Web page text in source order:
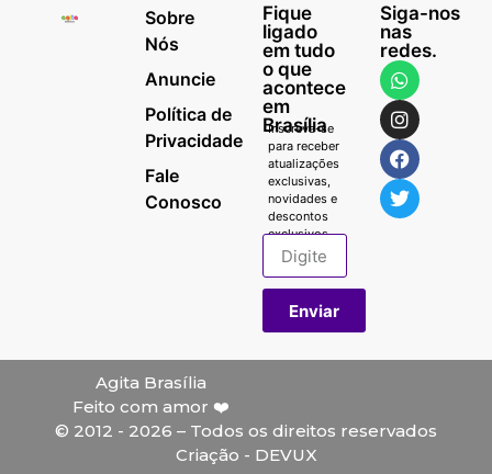
Sobre
Nós
Anuncie
Política de
Privacidade
Fale
Conosco
Fique
ligado
em tudo
o que
acontece
em
Brasília
Inscreva-se
para receber
atualizações
exclusivas,
novidades e
descontos
exclusivos.
Enviar
Siga-nos
nas
redes.
Agita Brasília
Feito com amor ❤️
© 2012 - 2026 – Todos os direitos reservados
Criação - DEVUX